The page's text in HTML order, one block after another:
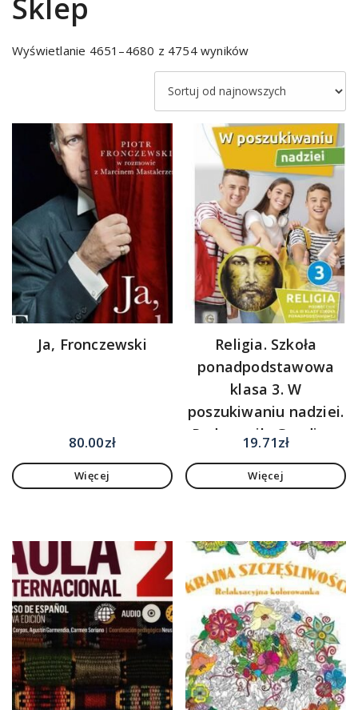
Sklep
Wyświetlanie 4651–4680 z 4754 wynikówSorted
latest
Ja, Fronczewski
80.00zł
Więcej
Religia. Szkoła
ponadpodstawowa
klasa 3. W
poszukiwaniu nadziei.
Podręcznik. Gaudium
19.71zł
Więcej